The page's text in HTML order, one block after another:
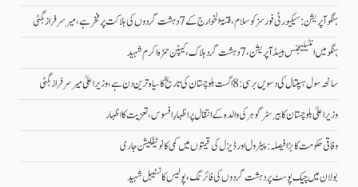
ہنگو آپریشن: سیکیورٹی فورسز کو سلام، فتنۃ الخوارج کے 7 دہشت گردوں کی ہلاکت پر فخر ہے، میر سرفراز بگٹی
ہنگو میں انٹیلیجنس بیسڈ آپریشن، 7 دہشت گرد ہلاک، کیپٹن حمزہ اکرم شہید
سانحہ سول ہسپتال کی دسویں برسی: 8 اگست بلوچستان کی تاریخ کا سیاہ ترین دن ہے، وزیر اعلیٰ میر سرفراز بگٹی
وزیر اعلیٰ بلوچستان کا بیرسٹر گوہر کی والدہ کے انتقال پر اظہارِ افسوس، تعزیت کا اظہار
وفاقی حکومت کا بڑا فیصلہ: پیٹرول اور ڈیزل کی قیمتوں میں کمی کا نوٹیفکیشن جاری
بولان میں چیک پوسٹ پر دہشت گردوں کی فائرنگ، پولیس کانسٹیبل شہید